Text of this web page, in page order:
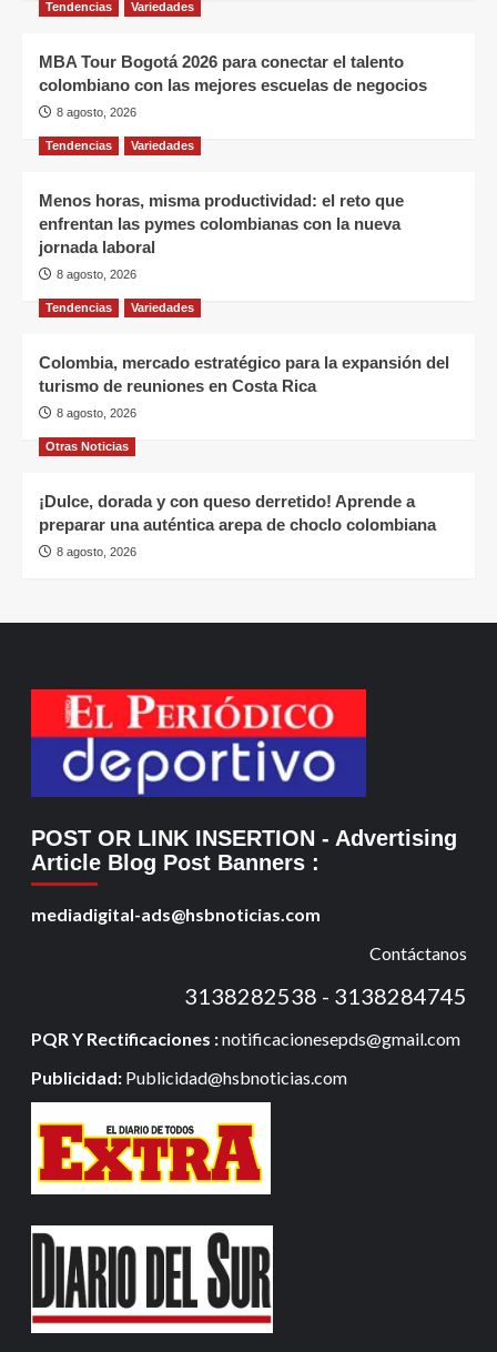
Tendencias Variedades
MBA Tour Bogotá 2026 para conectar el talento
colombiano con las mejores escuelas de negocios
8 agosto, 2026
Tendencias Variedades
Menos horas, misma productividad: el reto que
enfrentan las pymes colombianas con la nueva
jornada laboral
8 agosto, 2026
Tendencias Variedades
Colombia, mercado estratégico para la expansión del
turismo de reuniones en Costa Rica
8 agosto, 2026
Otras Noticias
¡Dulce, dorada y con queso derretido! Aprende a
preparar una auténtica arepa de choclo colombiana
8 agosto, 2026
POST OR LINK INSERTION - Advertising
Article Blog Post Banners :
mediadigital-ads@hsbnoticias.com
Contáctanos
3138282538 - 3138284745
PQR Y Rectificaciones :notificacionesepds@gmail.com
Publicidad: Publicidad@hsbnoticias.com